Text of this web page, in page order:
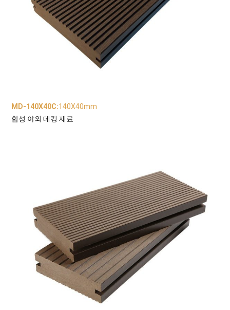
MD-140X40C:140X40mm
합성 야외 데킹 재료